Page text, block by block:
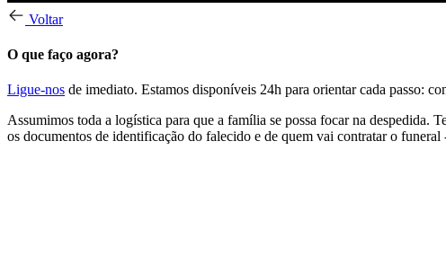
Voltar
O que faço agora?
Ligue-nos de imediato. Estamos disponíveis 24h para orientar cada passo:
Assumimos toda a logística para que a família se possa focar na despedida.
os documentos de identificação do falecido e de quem vai contratar o